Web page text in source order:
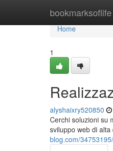
bookmarksoflife
Home
Home
1
alyshaixry520850
Cerchi soluzioni su
sviluppo web di
blog.com/